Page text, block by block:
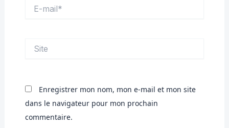
mail*
Enregistrer mon nom, mon e-mail et mon site
dans le navigateur pour mon prochain
commentaire.